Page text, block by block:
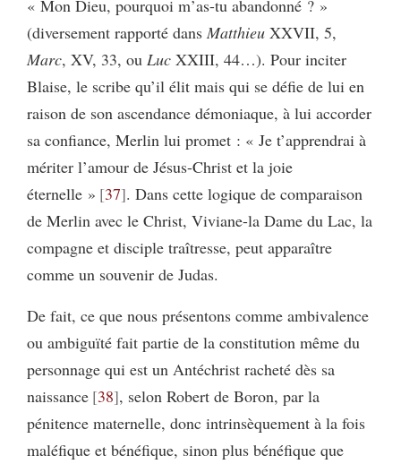
« Mon Dieu, pourquoi m’as-tu abandonné ? »
(diversement rapporté dans Matthieu XXVII, 5,
Marc, XV, 33, ou Luc XXIII, 44…). Pour inciter
Blaise, le scribe qu’il élit mais qui se défie de lui en
raison de son ascendance démoniaque, à lui accorder
sa confiance, Merlin lui promet : « Je t’apprendrai à
mériter l’amour de Jésus-Christ et la joie
éternelle » 37 . Dans cette logique de comparaison
de Merlin avec le Christ, Viviane-la Dame du Lac, la
compagne et disciple traîtresse, peut apparaître
comme un souvenir de Judas.
De fait, ce que nous présentons comme ambivalence
ou ambiguïté fait partie de la constitution même du
personnage qui est un Antéchrist racheté dès sa
naissance 38 , selon Robert de Boron, par la
pénitence maternelle, donc intrinsèquement à la fois
maléfique et bénéfique, sinon plus bénéfique que